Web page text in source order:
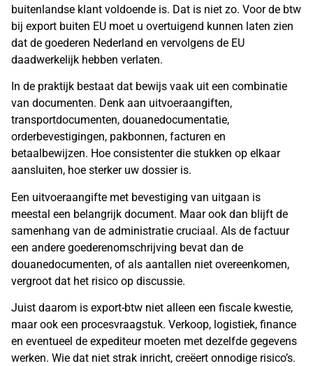
buitenlandse klant voldoende is. Dat is niet zo. Voor de btw
bij export buiten EU moet u overtuigend kunnen laten zien
dat de goederen Nederland en vervolgens de EU
daadwerkelijk hebben verlaten.
In de praktijk bestaat dat bewijs vaak uit een combinatie
van documenten. Denk aan uitvoeraangiften,
transportdocumenten, douanedocumentatie,
orderbevestigingen, pakbonnen, facturen en
betaalbewijzen. Hoe consistenter die stukken op elkaar
aansluiten, hoe sterker uw dossier is.
Een uitvoeraangifte met bevestiging van uitgaan is
meestal een belangrijk document. Maar ook dan blijft de
samenhang van de administratie cruciaal. Als de factuur
een andere goederenomschrijving bevat dan de
douanedocumenten, of als aantallen niet overeenkomen,
vergroot dat het risico op discussie.
Juist daarom is export-btw niet alleen een fiscale kwestie,
maar ook een procesvraagstuk. Verkoop, logistiek, finance
en eventueel de expediteur moeten met dezelfde gegevens
werken. Wie dat niet strak inricht, creëert onnodige risico’s.